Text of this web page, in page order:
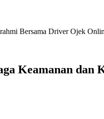
Bersama Driver Ojek
Keamanan dan